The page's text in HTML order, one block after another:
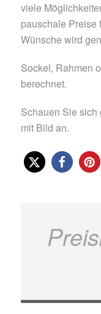
viele
pauschale Preise
Wünsche wird
Sockel, Rahmen
berechnet.
Schauen Sie
mit Bild an.